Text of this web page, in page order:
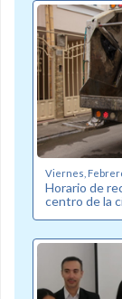
Viernes,
Horario de
centro de la